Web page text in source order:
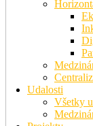
Udalosti
Všetky